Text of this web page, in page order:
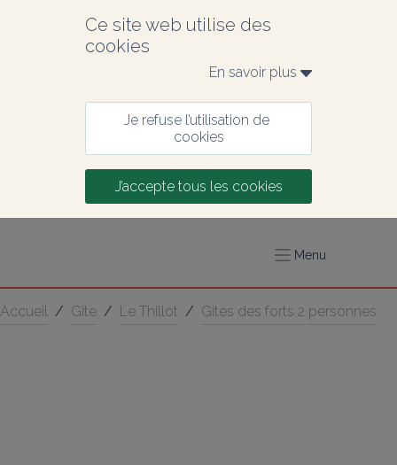
Ce site web utilise des
cookies
En savoir plus
Je refuse l’utilisation de
cookies
J’accepte tous les cookies
Menu
Accueil / Gîte / Le Thillot / Gites des forts 2 personnes